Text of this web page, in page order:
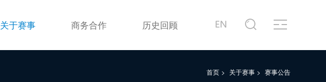
关于赛事 商务合作 历史回顾
首页 > 关于赛事 > 赛事公告